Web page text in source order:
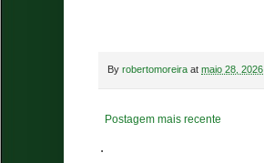
By robertomoreira at maio 28, 2026
Postagem mais recente
.